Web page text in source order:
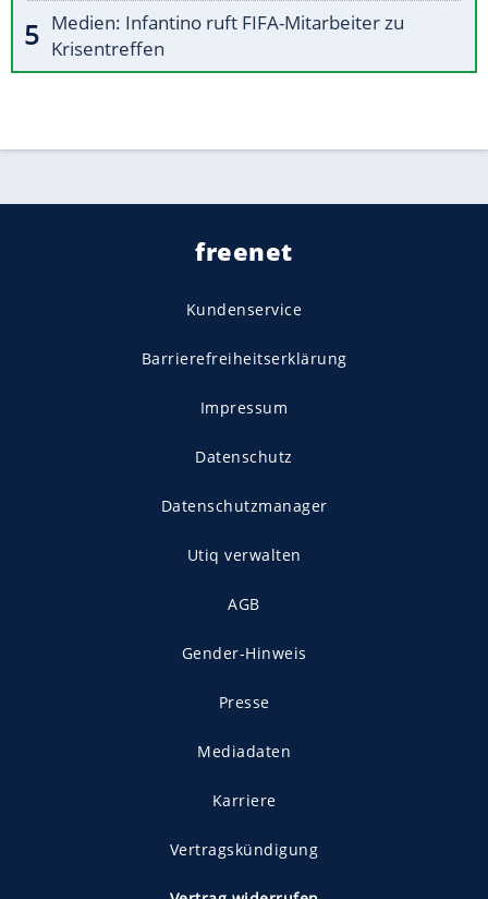
Medien: Infantino ruft FIFA-Mitarbeiter zu
Krisentreffen
freenet
Kundenservice
Barrierefreiheitserklärung
Impressum
Datenschutz
Datenschutzmanager
Utiq verwalten
AGB
Gender-Hinweis
Presse
Mediadaten
Karriere
Vertragskündigung